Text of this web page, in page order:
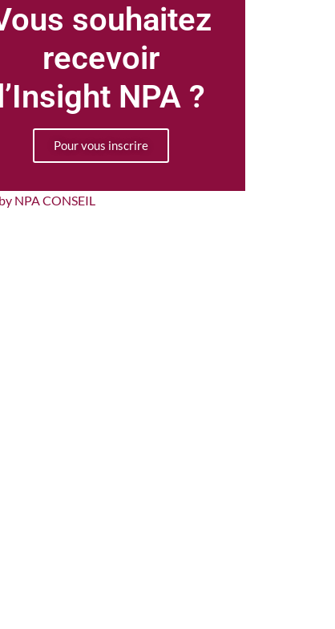
souhaitez
recevoir
l’Insight NPA ?
Pour vous inscrire
NPA CONSEIL